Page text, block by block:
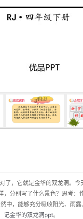
了，它就是金华的双龙洞。
分别写了什么景色？思考：
中，能够充分吸收阳光、雨
记金华的双龙洞ppt。